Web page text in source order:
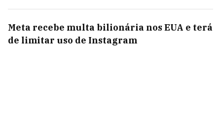
Meta recebe multa bilionária nos EUA e terá
de limitar uso de Instagram